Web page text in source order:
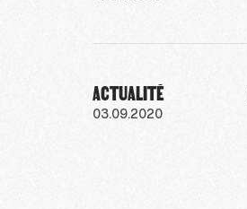
ACTUALITÉ
03.09.2020